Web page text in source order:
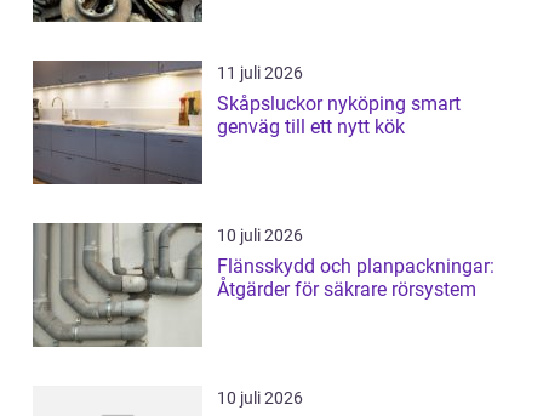
11 juli 2026
Skåpsluckor nyköping smart
genväg till ett nytt kök
10 juli 2026
Flänsskydd och planpackningar:
Åtgärder för säkrare rörsystem
10 juli 2026